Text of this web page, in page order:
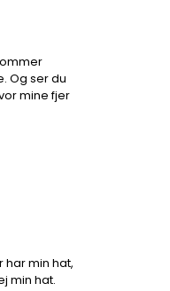
Og ser du
mine fjer
har min hat,
min hat.